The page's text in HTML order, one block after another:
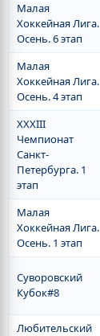
Малая
Хоккейная Лига.
Осень. 6 этап
Малая
Хоккейная Лига.
Осень. 4 этап
XXXIII
Чемпионат
Санкт-
Петербурга. 1
этап
Малая
Хоккейная Лига.
Осень. 1 этап
Суворовский
Кубок#8
Любительский